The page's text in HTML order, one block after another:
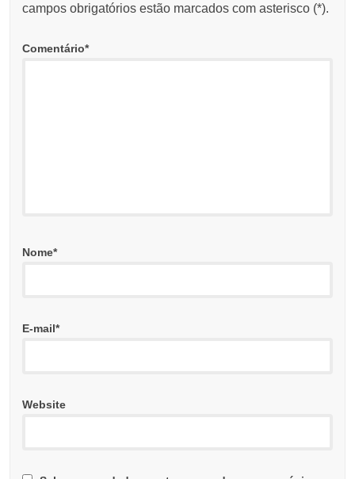
campos obrigatórios estão marcados com asterisco (*).
Comentário*
Nome*
E-mail*
Website